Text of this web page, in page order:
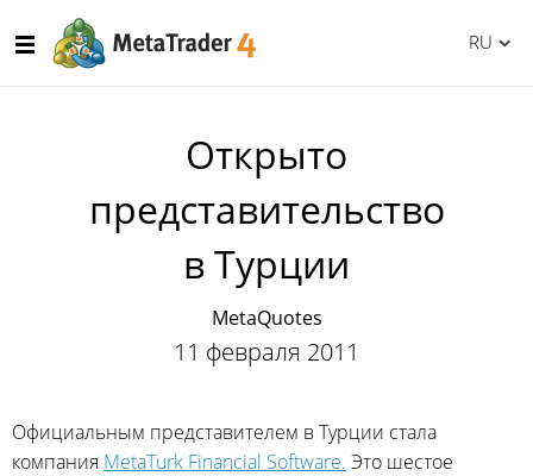
RU
Открыто
представительство
в Турции
MetaQuotes
11 февраля 2011
Официальным представителем в Турции стала
компания MetaTurk Financial Software. Это шестое